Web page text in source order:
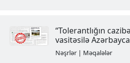
Diasporda
evləri”nin
Nəşrlər |